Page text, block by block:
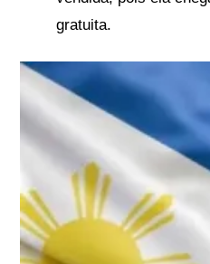
gratuita.